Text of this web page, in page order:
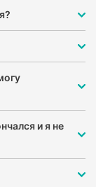
и я не